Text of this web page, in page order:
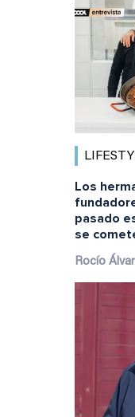
Los
pasado
se
Rocío